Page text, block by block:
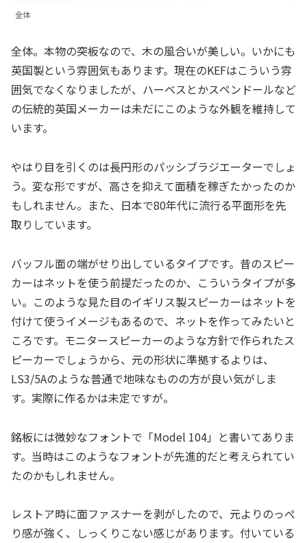
全体
全体。本物の突板なので、木の風合いが美しい。いかにも
英国製という雰囲気もあります。現在のKEFはこういう雰
囲気でなくなりましたが、ハーベスとかスペンドールなど
の伝統的英国メーカーは未だにこのような外観を維持して
います。
やはり目を引くのは長円形のパッシブラジエーターでしょ
う。変な形ですが、高さを抑えて面積を稼ぎたかったのか
もしれません。また、日本で80年代に流行る平面形を先
取りしています。
バッフル面の端がせり出しているタイプです。昔のスピー
カーはネットを使う前提だったのか、こういうタイプが多
い。このような見た目のイギリス製スピーカーはネットを
付けて使うイメージもあるので、ネットを作ってみたいと
ころです。モニタースピーカーのような方針で作られたス
ピーカーでしょうから、元の形状に準拠するよりは、
LS3/5Aのような普通で地味なものの方が良い気がしま
す。実際に作るかは未定ですが。
銘板には微妙なフォントで「Model 104」と書いてありま
す。当時はこのようなフォントが先進的だと考えられてい
たのかもしれません。
レストア時に面ファスナーを剥がしたので、元よりのっぺ
り感が強く、しっくりこない感じがあります。付いている